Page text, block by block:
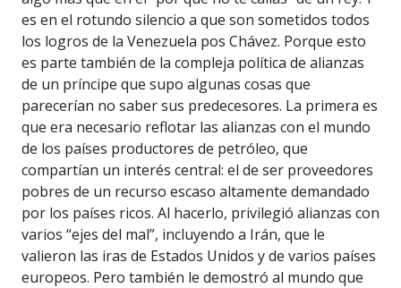
es en el rotundo silencio a que son sometidos todos
los logros de la Venezuela pos Chávez. Porque esto
es parte también de la compleja política de alianzas
de un príncipe que supo algunas cosas que
parecerían no saber sus predecesores. La primera es
que era necesario reflotar las alianzas con el mundo
de los países productores de petróleo, que
compartían un interés central: el de ser proveedores
pobres de un recurso escaso altamente demandado
por los países ricos. Al hacerlo, privilegió alianzas con
varios “ejes del mal”, incluyendo a Irán, que le
valieron las iras de Estados Unidos y de varios países
europeos. Pero también le demostró al mundo que